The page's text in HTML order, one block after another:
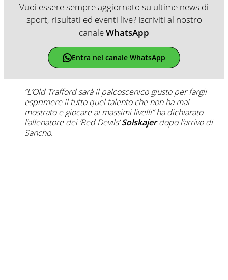
Vuoi essere sempre aggiornato su ultime news di
sport, risultati ed eventi live? Iscriviti al nostro
canaleWhatsApp
Entra nel canale WhatsApp
“L’Old Trafford sarà il palcoscenico giusto per fargli
esprimere il tutto quel talento che non ha mai
mostrato e giocare ai massimi livelli”ha dichiarato
l’allenatore dei ‘Red Devils’Solskajerdopo l’arrivo di
Sancho.